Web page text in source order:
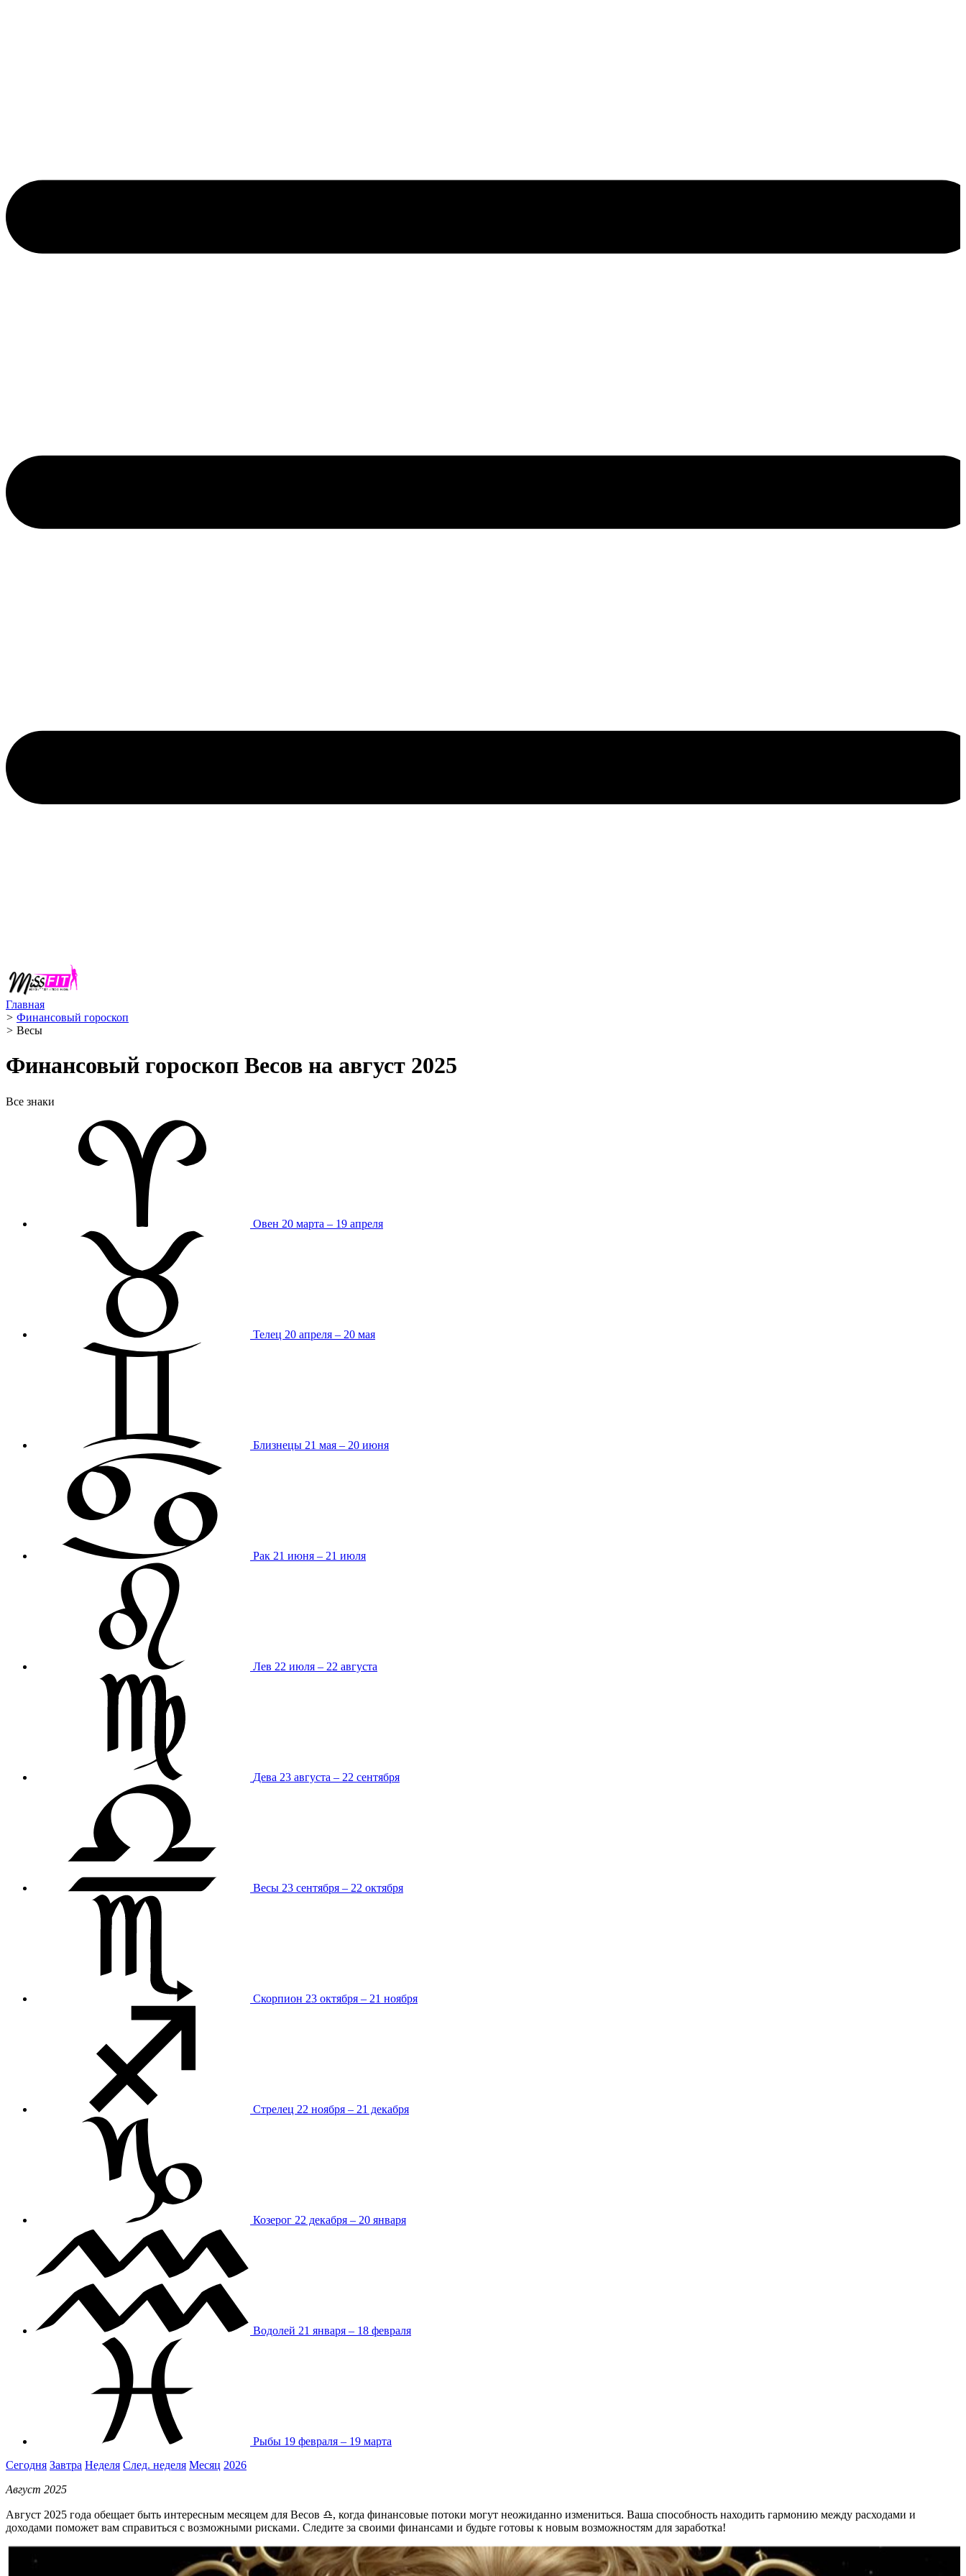
Главная
> Финансовый гороскоп
> Весы ️
Финансовый гороскоп Весов на август 2025
Все знаки
Овен 20 марта – 19 апреля
Телец 20 апреля – 20 мая
Близнецы 21 мая – 20 июня
Рак 21 июня – 21 июля
Лев 22 июля – 22 августа
Дева 23 августа – 22 сентября
Весы 23 сентября – 22 октября
Скорпион 23 октября – 21 ноября
Стрелец 22 ноября – 21 декабря
Козерог 22 декабря – 20 января
Водолей 21 января – 18 февраля
Рыбы 19 февраля – 19 марта
Сегодня Завтра Неделя След. неделя Месяц 2026
Август 2025
Август 2025 года обещает быть интересным месяцем для Весов ♎️, когда финансовые потоки могут неожиданно измениться. Ваша способность находить гармонию между расходами и
доходами поможет вам справиться с возможными рисками. Следите за своими финансами и будьте готовы к новым возможностям для заработка!